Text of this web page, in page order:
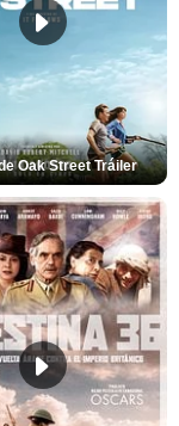
Oak Street Tráiler